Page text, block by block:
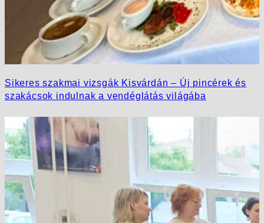
Sikeres szakmai vizsgák Kisvárdán – Új pincérek és
szakácsok indulnak a vendéglátás világába